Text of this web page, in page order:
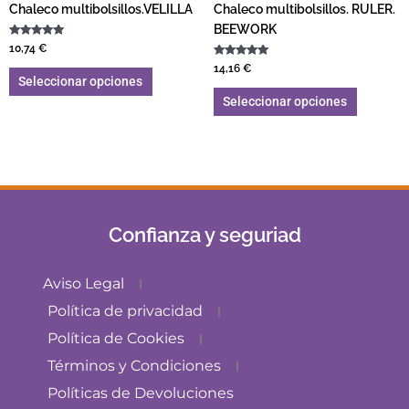
Chaleco multibolsillos.VELILLA
Valorado con
5.00
de 5
10,74 €
Seleccionar opciones
Chaleco multibolsillos. RULER.
BEEWORK
Valorado con
5.00
de 5
14,16 €
Seleccionar opciones
Confianza y seguriad
Aviso Legal
Política de privacidad
Política de Cookies
Términos y Condiciones
Políticas de Devoluciones